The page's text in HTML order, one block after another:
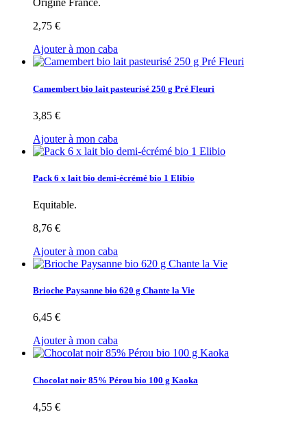
Origine France.
2,75 €
Ajouter à mon caba
Camembert bio lait pasteurisé 250 g Pré Fleuri
3,85 €
Ajouter à mon caba
Pack 6 x lait bio demi-écrémé bio 1 Elibio
Equitable.
8,76 €
Ajouter à mon caba
Brioche Paysanne bio 620 g Chante la Vie
6,45 €
Ajouter à mon caba
Chocolat noir 85% Pérou bio 100 g Kaoka
4,55 €